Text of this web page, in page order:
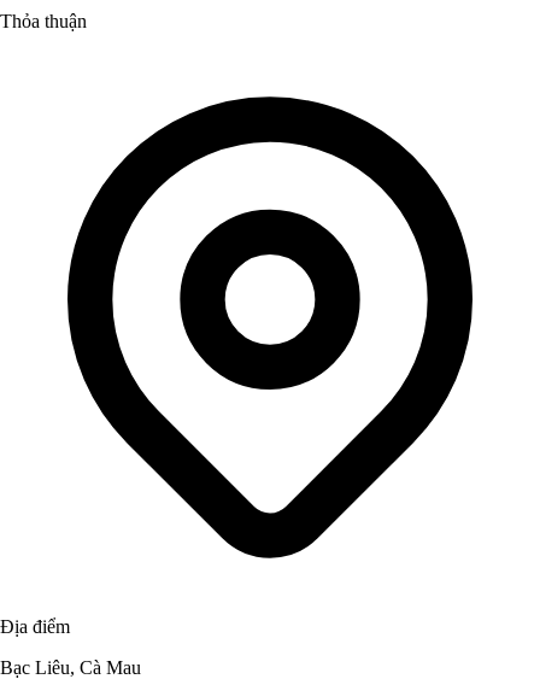
Thỏa thuận
Địa điểm
Bạc Liêu, Cà Mau